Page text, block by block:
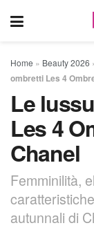
Home » Beauty 2026
ombretti Les 4
Le
Les 4
Chanel
Femminilità,
autunnali di